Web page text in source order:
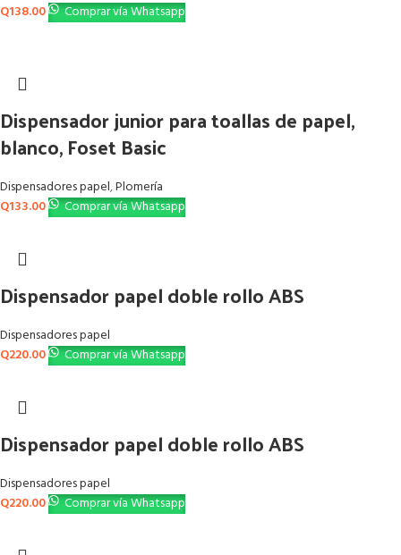
Q138.00 Comprar vía Whatsapp
Dispensador junior para toallas de papel,
blanco, Foset Basic
Dispensadores papel,Plomería
Q133.00 Comprar vía Whatsapp
Dispensador papel doble rollo ABS
Dispensadores papel
Q220.00 Comprar vía Whatsapp
Dispensador papel doble rollo ABS
Dispensadores papel
Q220.00 Comprar vía Whatsapp